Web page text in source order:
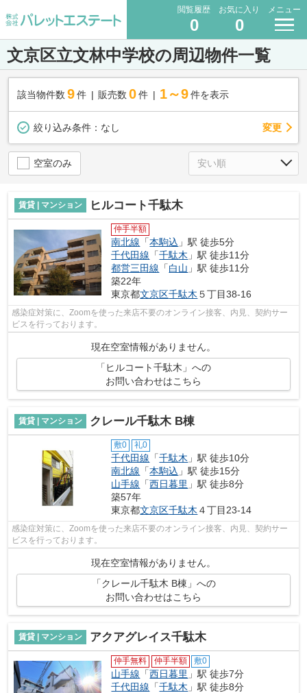
閲覧履歴
0
お気に入り
0
メニュー
文京区立文林中学校の周辺物件一覧
該当物件数 9件 販売数 0 件 1～9 件を表示
絞り込み条件： なし 変更
空室のみ
賃貸 | マンション ヒルコート千駄木
仲手半額
南北線 「本駒込 」駅 徒歩5分
千代田線 「千駄木 」駅 徒歩11分
都営三田線 「白山 」駅 徒歩11分
築22年
東京都文京区千駄木 ５丁目38-16
感染症対策に、Zoomを使った来店不要のオンライン接客、内見、契約サー
ビスを行っております。
現在空室情報がありません。
「ヒルコート千駄木」への
お問い合わせはこちら
賃貸 | マンション クレール千駄木 B棟
敷0 礼0
千代田線 「千駄木 」駅 徒歩10分
南北線 「本駒込 」駅 徒歩15分
山手線 「西日暮里 」駅 徒歩8分
築57年
東京都文京区千駄木 ４丁目23-14
感染症対策に、Zoomを使った来店不要のオンライン接客、内見、契約サー
ビスを行っております。
現在空室情報がありません。
「クレール千駄木 B棟」への
お問い合わせはこちら
賃貸 | マンション アクアグレイス千駄木
仲手無料 仲手半額 敷0
山手線 「西日暮里 」駅 徒歩7分
千代田線 「千駄木 」駅 徒歩8分